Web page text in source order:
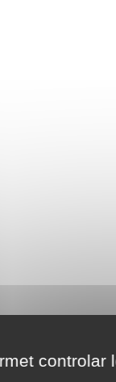
controlar